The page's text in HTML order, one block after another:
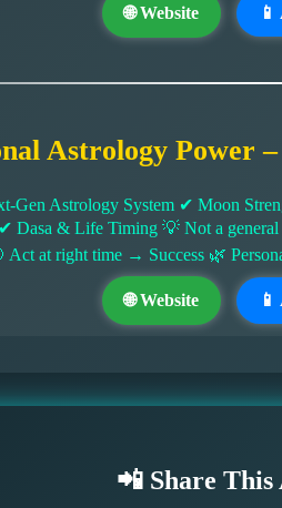
🌐 Website
Astrology
Gen Astrology System ✔ Moon
Dasa & Life Timing 💡 Not a
at right time → Success 🌿
🌐 Website
📲 Share